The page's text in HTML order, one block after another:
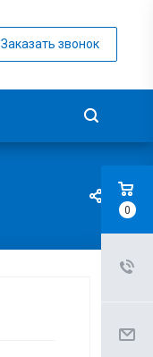
Заказать звонок
0